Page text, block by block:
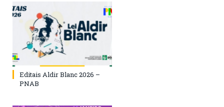
Editais Aldir Blanc 2026 –
PNAB